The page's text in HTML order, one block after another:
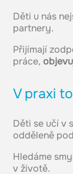
Děti u nás
partnery.
Přijímají
práce,
V praxi
Děti se učí v
odděleně
Hledáme
v životě.